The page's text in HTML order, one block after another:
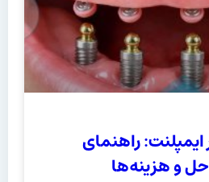
ایمپلنت: راهنمای
و هزینه‌ها